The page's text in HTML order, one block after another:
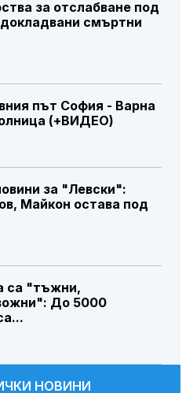
за отслабване под
смъртни
път София - Варна
(+ВИДЕО)
за "Левски":
Майкон остава под
са "тъжни,
До 5000
НОВИНИ